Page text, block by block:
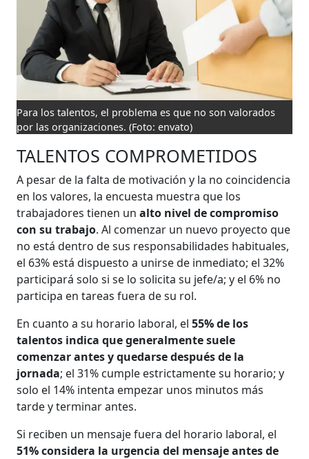
Para los talentos, el problema es que no son valorados
por las organizaciones. (Foto: envato)
TALENTOS COMPROMETIDOS
A pesar de la falta de motivación y la no coincidencia
en los valores, la encuesta muestra que los
trabajadores tienen unalto nivel de compromiso
con su trabajo. Al comenzar un nuevo proyecto que
no está dentro de sus responsabilidades habituales,
el 63% está dispuesto a unirse de inmediato; el 32%
participará solo si se lo solicita su jefe/a; y el 6% no
participa en tareas fuera de su rol.
En cuanto a su horario laboral, el 55% de los
talentos indica que generalmente suele
comenzar antes y quedarse después de la
jornada; el 31% cumple estrictamente su horario; y
solo el 14% intenta empezar unos minutos más
tarde y terminar antes.
Si reciben un mensaje fuera del horario laboral, el
51% considera la urgencia del mensaje antes de